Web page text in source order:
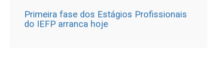
Primeira fase dos Estágios Profissionais
do IEFP arranca hoje